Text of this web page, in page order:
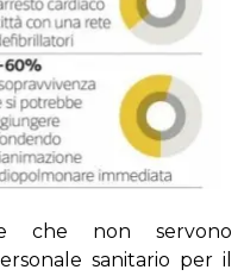
che non servono
sanitario per il